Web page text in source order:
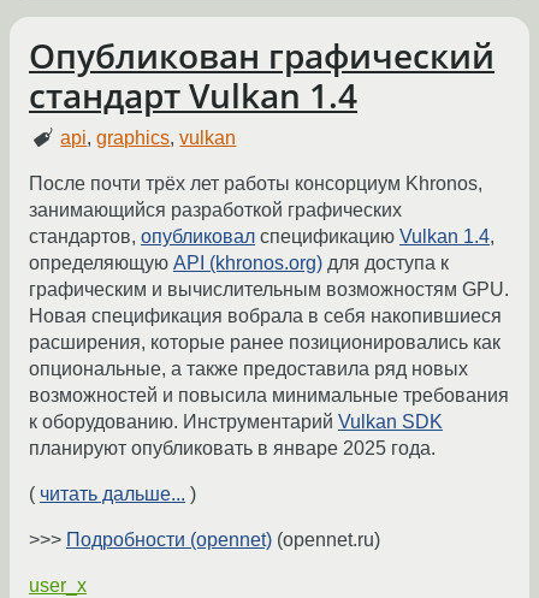
Опубликован графический
стандарт Vulkan 1.4
api,graphics,vulkan
После почти трёх лет работы консорциум Khronos,
занимающийся разработкой графических
стандартов, опубликовал спецификацию Vulkan 1.4,
определяющую API (khronos.org) для доступа к
графическим и вычислительным возможностям GPU.
Новая спецификация вобрала в себя накопившиеся
расширения, которые ранее позиционировались как
опциональные, а также предоставила ряд новых
возможностей и повысила минимальные требования
к оборудованию. Инструментарий Vulkan SDK
планируют опубликовать в январе 2025 года.
( читать дальше... )
>>> Подробности (opennet) (opennet.ru)
user_x